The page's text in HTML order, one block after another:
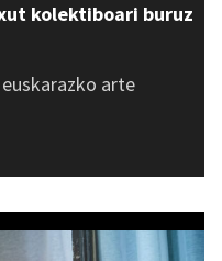
kolektiboari buruz
arte